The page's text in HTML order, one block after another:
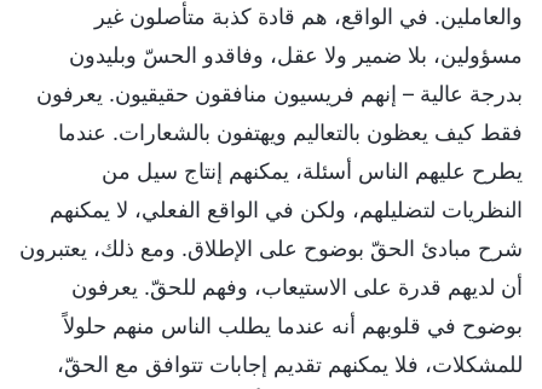
والعاملين. في الواقع، هم قادة كذبة متأصلون غير
مسؤولين، بلا ضمير ولا عقل، وفاقدو الحسّ وبليدون
بدرجة عالية – إنهم فريسيون منافقون حقيقيون. يعرفون
فقط كيف يعظون بالتعاليم ويهتفون بالشعارات. عندما
يطرح عليهم الناس أسئلة، يمكنهم إنتاج سيل من
النظريات لتضليلهم، ولكن في الواقع الفعلي، لا يمكنهم
شرح مبادئ الحقّ بوضوح على الإطلاق. ومع ذلك، يعتبرون
أن لديهم قدرة على الاستيعاب، وفهم للحقّ. يعرفون
بوضوح في قلوبهم أنه عندما يطلب الناس منهم حلولاً
للمشكلات، فلا يمكنهم تقديم إجابات تتوافق مع الحقّ،